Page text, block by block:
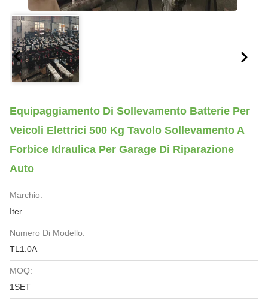
Equipaggiamento Di Sollevamento Batterie Per
Veicoli Elettrici 500 Kg Tavolo Sollevamento A
Forbice Idraulica Per Garage Di Riparazione
Auto
Marchio:
Iter
Numero Di Modello:
TL1.0A
MOQ:
1SET